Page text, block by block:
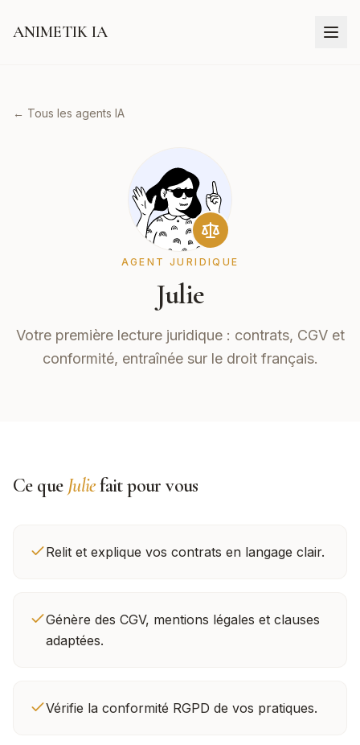
ANIMETIK IA
← Tous les agents IA
AGENT JURIDIQUE
Julie
Votre première lecture juridique : contrats, CGV et
conformité, entraînée sur le droit français.
Ce que Juliefait pour vous
Relit et explique vos contrats en langage clair.
Génère des CGV, mentions légales et clauses
adaptées.
Vérifie la conformité RGPD de vos pratiques.